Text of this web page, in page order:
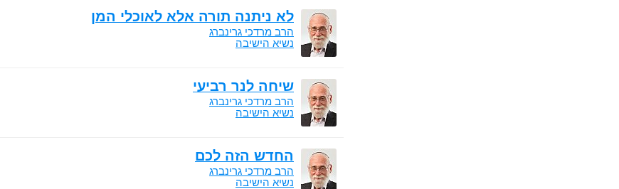
לא ניתנה תורה אלא לאוכלי המן
הרב מרדכי גרינברג
נשיא הישיבה
שיחה לנר רביעי
הרב מרדכי גרינברג
נשיא הישיבה
החדש הזה לכם
הרב מרדכי גרינברג
נשיא הישיבה